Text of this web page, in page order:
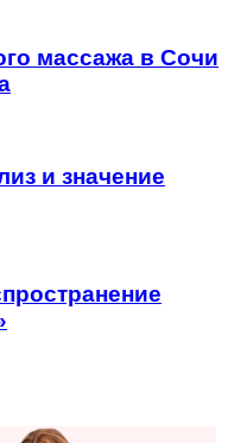
массажа в Сочи
и значение